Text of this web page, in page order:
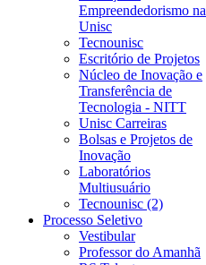
Empreendedorismo na
Unisc
Tecnounisc
Escritório de Projetos
Núcleo de Inovação e
Transferência de
Tecnologia - NITT
Unisc Carreiras
Bolsas e Projetos de
Inovação
Laboratórios
Multiusuário
Tecnounisc (2)
Processo Seletivo
Vestibular
Professor do Amanhã